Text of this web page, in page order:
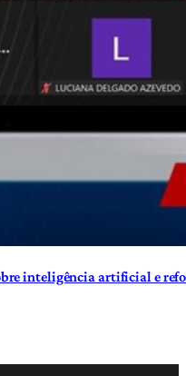
inteligência artificial e